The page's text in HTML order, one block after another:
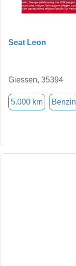
Seat Leon
Giessen, 35394
5.000 km Benzin